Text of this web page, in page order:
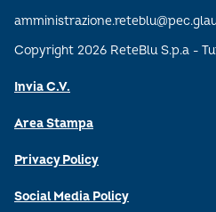
Copyright 2026 ReteBlu S.p.a -
Invia C.V.
Area Stampa
Privacy Policy
Social Media Policy